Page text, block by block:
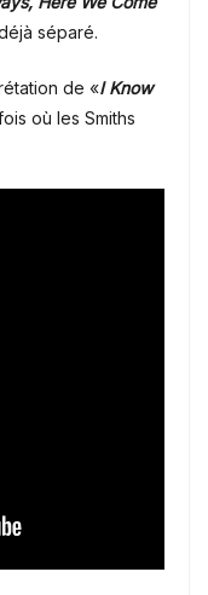
séparé.
de «I Know
où les Smiths